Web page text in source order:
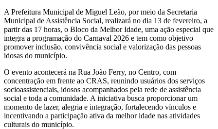
A Prefeitura Municipal de Miguel Leão, por meio da Secretaria
Municipal de Assistência Social, realizará no dia 13 de fevereiro, a
partir das 17 horas, o Bloco da Melhor Idade, uma ação especial que
integra a programação do Carnaval 2026 e tem como objetivo
promover inclusão, convivência social e valorização das pessoas
idosas do município.
O evento acontecerá na Rua João Ferry, no Centro, com
concentração em frente ao CRAS, reunindo usuários dos serviços
socioassistenciais, idosos acompanhados pela rede de assistência
social e toda a comunidade. A iniciativa busca proporcionar um
momento de lazer, alegria e integração, fortalecendo vínculos e
incentivando a participação ativa da melhor idade nas atividades
culturais do município.